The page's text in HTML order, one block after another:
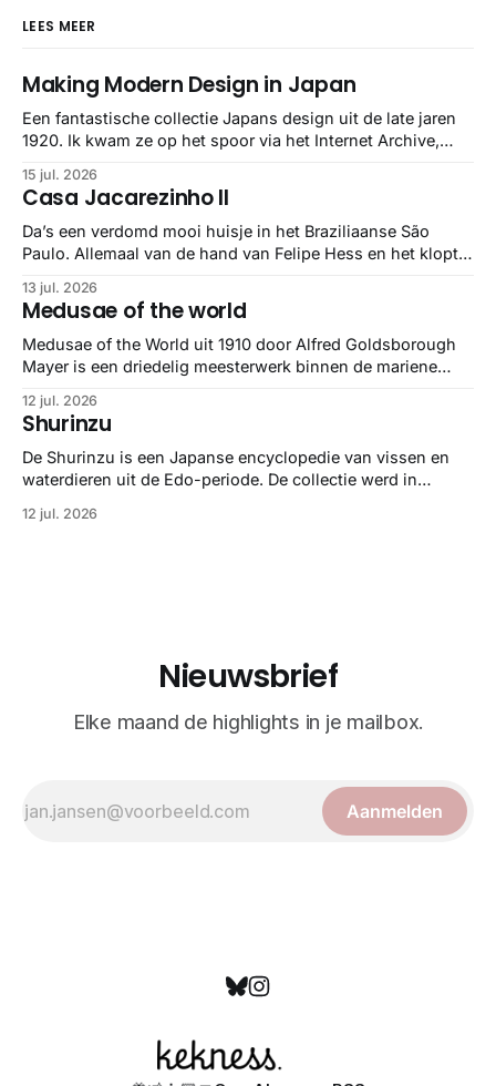
LEES MEER
Making Modern Design in Japan
Een fantastische collectie Japans design uit de late jaren
1920. Ik kwam ze op het spoor via het Internet Archive,
gebundeld in een: boek ✨ Daarin hebben ze alle scans een
stuk netter getrokken, maar op deze manier vind ik ze er
minstens
15 jul. 2026
Casa Jacarezinho II
Da’s een verdomd mooi huisje in het Braziliaanse São
Paulo. Allemaal van de hand van Felipe Hess en het klopt
13 jul. 2026
Medusae of the world
Medusae of the World uit 1910 door Alfred Goldsborough
Mayer is een driedelig meesterwerk binnen de mariene
gedetailleerd overzicht van kwallensoorten en hun
taxonomie. Het boek staat bekend om de combinatie van
strikte wetenschap met prachtige, handgetekende
illustraties en kleurendrukplaten van Mayer zelf.
12 jul. 2026
Shurinzu
De Shurinzu is een Japanse encyclopedie van vissen en
waterdieren uit de Edo-periode. De collectie werd in
bekend om verfijnde technieken en bijna driedimensionale
12 jul. 2026
Nieuwsbrief
Elke maand de highlights in je mailbox.
Aanmelden